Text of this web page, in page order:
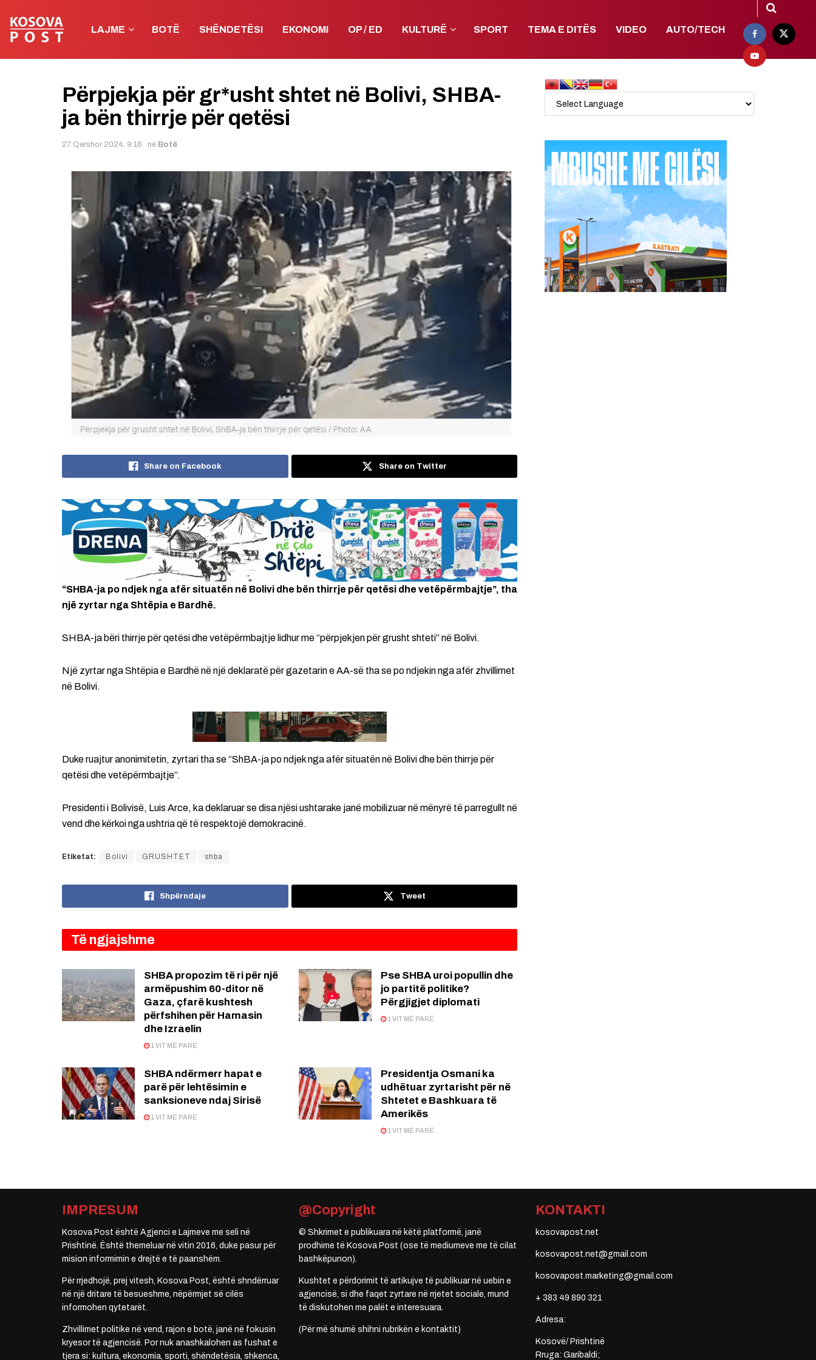
LAJME BOTË SHËNDETËSI EKONOMI OP / ED KULTURË SPORT TEMA E DITËS VIDEO AUTO/TECH
Përpjekja për gr*usht shtet në Bolivi, SHBA-
ja bën thirrje për qetësi
27 Qershor 2024, 9:16 në Botë
Share on Facebook Share on Twitter
“SHBA-ja po ndjek nga afër situatën në Bolivi dhe bën thirrje për qetësi dhe vetëpërmbajtje”, tha
një zyrtar nga Shtëpia e Bardhë.
SHBA-ja bëri thirrje për qetësi dhe vetëpërmbajtje lidhur me “përpjekjen për grusht shteti” në Bolivi.
Një zyrtar nga Shtëpia e Bardhë në një deklaratë për gazetarin e AA-së tha se po ndjekin nga afër zhvillimet
në Bolivi.
Duke ruajtur anonimitetin, zyrtari tha se “ShBA-ja po ndjek nga afër situatën në Bolivi dhe bën thirrje për
qetësi dhe vetëpërmbajtje”.
Presidenti i Bolivisë, Luis Arce, ka deklaruar se disa njësi ushtarake janë mobilizuar në mënyrë të parregullt në
vend dhe kërkoi nga ushtria që të respektojë demokracinë.
Etiketat: Bolivi GRUSHTET shba
Shpërndaje Tweet
Të ngjajshme
SHBA propozim të ri për një
armëpushim 60-ditor në
Gaza, çfarë kushtesh
përfshihen për Hamasin
dhe Izraelin
1 VIT MË PARË
Pse SHBA uroi popullin dhe
jo partitë politike?
Përgjigjet diplomati
1 VIT MË PARË
SHBA ndërmerr hapat e
parë për lehtësimin e
sanksioneve ndaj Sirisë
1 VIT MË PARË
Presidentja Osmani ka
udhëtuar zyrtarisht për në
Shtetet e Bashkuara të
Amerikës
1 VIT MË PARË
IMPRESUM
Kosova Post është Agjenci e Lajmeve me seli në
Prishtinë. Është themeluar në vitin 2016, duke pasur për
mision informimin e drejtë e të paanshëm.
Për rrjedhojë, prej vitesh, Kosova Post, është shndërruar
në një dritare të besueshme, nëpërmjet së cilës
informohen qytetarët.
Zhvillimet politike në vend, rajon e botë, janë në fokusin
kryesor të agjencisë. Por nuk anashkalohen as fushat e
tjera si: kultura, ekonomia, sporti, shëndetësia, shkenca,
@Copyright
© Shkrimet e publikuara në këtë platformë, janë
prodhime të Kosova Post (ose të mediumeve me të cilat
bashkëpunon).
Kushtet e përdorimit të artikujve të publikuar në uebin e
agjencisë, si dhe faqet zyrtare në rrjetet sociale, mund
të diskutohen me palët e interesuara.
(Për më shumë shihni rubrikën e kontaktit)
KONTAKTI
kosovapost.net
kosovapost.net@gmail.com
kosovapost.marketing@gmail.com
+ 383 49 890 321
Adresa:
Kosovë/ Prishtinë
Rruga: Garibaldi;